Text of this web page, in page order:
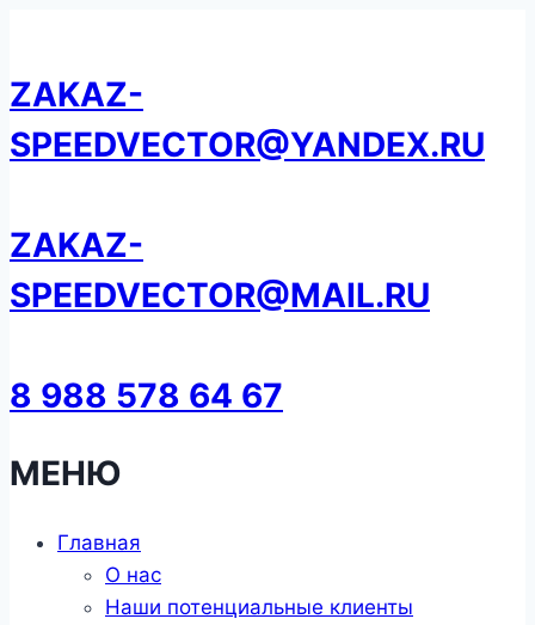
содержанию
ZAKAZ-
SPEEDVECTOR@YANDEX.RU
ZAKAZ-
SPEEDVECTOR@MAIL.RU
8 988 578 64 67
МЕНЮ
Главная
О нас
Наши потенциальные клиенты